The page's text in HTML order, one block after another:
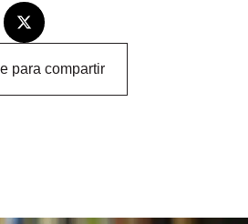
para compartir